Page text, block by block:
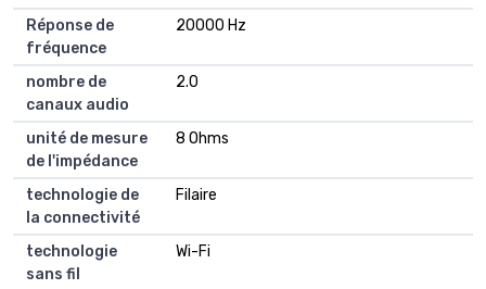
Réponse de
fréquence
20000 Hz
nombre de
canaux audio
2.0
unité de mesure
de l'impédance
8 Ohms
technologie de
la connectivité
Filaire
technologie
sans fil
Wi-Fi